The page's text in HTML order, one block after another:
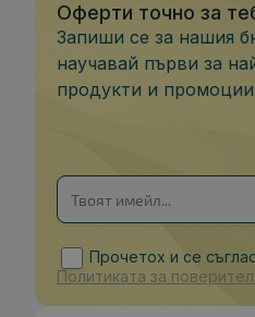
Оферти точно за
Запиши се за нашия
научавай първи за
продукти и
Прочетох и се
Политиката за